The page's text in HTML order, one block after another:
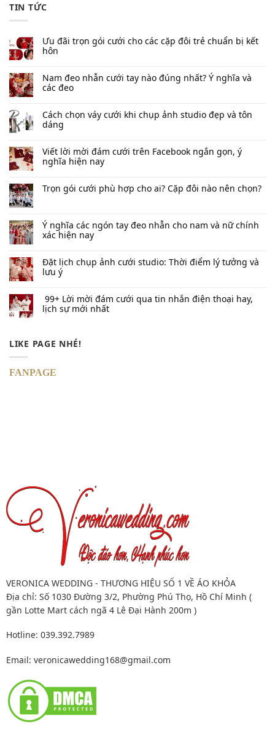
TIN TỨC
Ưu đãi trọn gói cưới cho các cặp đôi trẻ chuẩn bị kết
hôn
Nam đeo nhẫn cưới tay nào đúng nhất​? Ý nghĩa và
các đeo
Cách chọn váy cưới khi chụp ảnh studio đẹp và tôn
dáng
Viết lời mời đám cưới trên Facebook​ ngắn gọn, ý
nghĩa hiện nay
Trọn gói cưới phù hợp cho ai? Cặp đôi nào nên chọn?
Ý nghĩa các ngón tay đeo nhẫn cho nam và nữ chính
xác hiện nay
Đặt lịch chụp ảnh cưới studio: Thời điểm lý tưởng và
lưu ý
99+ Lời mời đám cưới qua tin nhắn​ điện thoại hay,
lịch sự mới nhất
LIKE PAGE NHÉ!
FANPAGE
VERONICA WEDDING - THƯƠNG HIỆU SỐ 1 VỀ ÁO KHỎA
Địa chỉ: Số 1030 Đường 3/2, Phường Phú Thọ, Hồ Chí Minh (
gần Lotte Mart cách ngã 4 Lê Đại Hành 200m )
Hotline: 039.392.7989
Email: veronicawedding168@gmail.com